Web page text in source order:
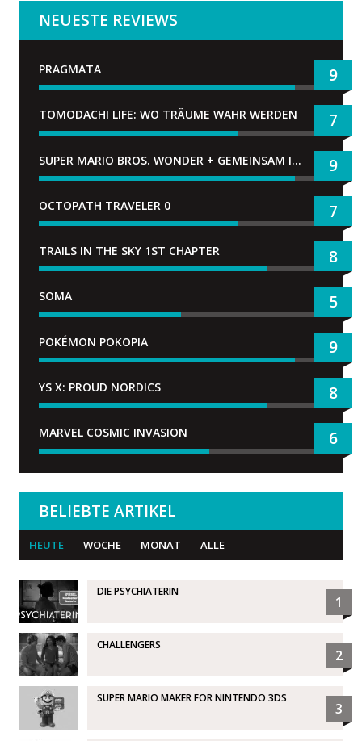
NEUESTE REVIEWS
PRAGMATA 9
TOMODACHI LIFE: WO TRÄUME WAHR WERDEN 7
SUPER MARIO BROS. WONDER + GEMEINSAM IM BELLABEL-PARK 9
OCTOPATH TRAVELER 0 7
TRAILS IN THE SKY 1ST CHAPTER 8
SOMA 5
POKÉMON POKOPIA 9
YS X: PROUD NORDICS 8
MARVEL COSMIC INVASION 6
BELIEBTE ARTIKEL
HEUTE WOCHE MONAT ALLE
DIE PSYCHIATERIN
1
CHALLENGERS
2
SUPER MARIO MAKER FOR NINTENDO 3DS
3